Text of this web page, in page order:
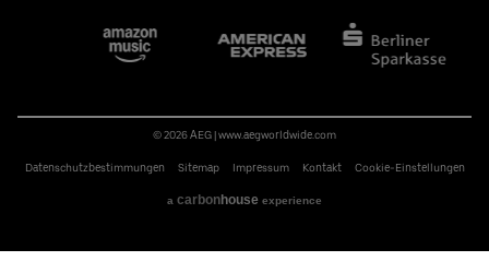
© 2026 AEG |www.aegworldwide.com
Datenschutzbestimmungen Sitemap Impressum Kontakt Cookie-Einstellungen
a carbonhouse experience